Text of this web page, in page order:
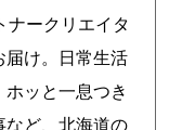
ナークリエイタ
届け。日常生活
ッと一息つき